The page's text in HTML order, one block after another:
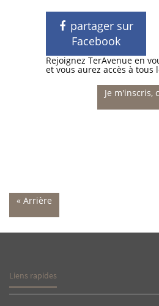
partager sur
Facebook
Rejoignez TerAvenue en
et vous aurez accès à tous
Je m'inscris,
« Arrière
Liens rapides